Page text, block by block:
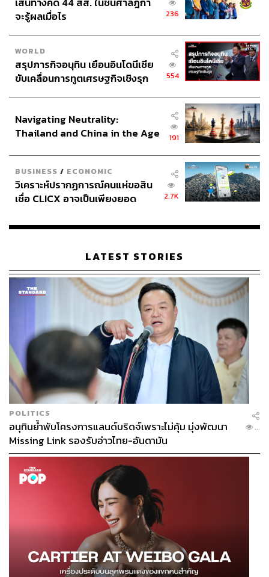
พื้นที่ในการแลกเปลี่ยนความรู้ของคนหลากหลายสาขา ไม่
ว่าจะเป็น ผู้กำหนดนโยบาย นักกฎหมาย และนักวิชาการ เพื่อ
ให้การพัฒนากฎหมายสอดรับกับการเปลี่ยนแปลงในอนาคต
สามารถติดตาม THE STANDARD WEALTH
ผ่านแอปพลิเคชันต่างๆ ที่คุณสะดวกหรือใช้งานอยู่แล้วได้เลย
TAGS:
สำนักงานคณะกรรมการกฤษฎีกา
OCS Symposium 2026
OECD GovTech
ABOUT THE AUTHOR
THE STANDARD TEAM
กองบรรณาธิการ THE STANDARD
จะรู้ผลเมื่อไร
236
WORLD
สรุปภารกิจอนุทิน เยือนอินโดนีเซีย
ขับเคลื่อนการทูตเศรษฐกิจเชิงรุก
554
Navigating Neutrality:
Thailand and China in the Age
191
BUSINESS / ECONOMIC
วิเคราะห์ปรากฏการณ์คนแห่ขอสิน
เชื่อ CLICX อาจเป็นเพียงยอด
เรือนไทยที่ถูกซุกไว้
2.7K
LATEST STORIES
POLITICS
อนุทินย้ำพับโครงการแลนด์บริดจ์เพราะไม่คุ้ม มุ่งพัฒนา
Missing Link รองรับอ่าวไทย-อันดามัน
...